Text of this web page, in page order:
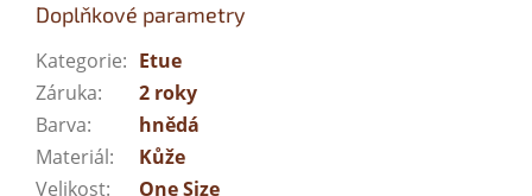
Doplňkové parametry
Kategorie: Etue
Záruka:
2 roky
Barva:
hnědá
Materiál:
Kůže
Velikost: One Size